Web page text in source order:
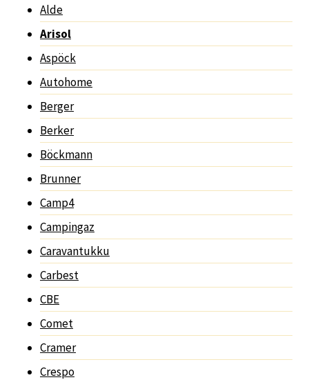
Alde
Arisol
Aspöck
Autohome
Berger
Berker
Böckmann
Brunner
Camp4
Campingaz
Caravantukku
Carbest
CBE
Comet
Cramer
Crespo